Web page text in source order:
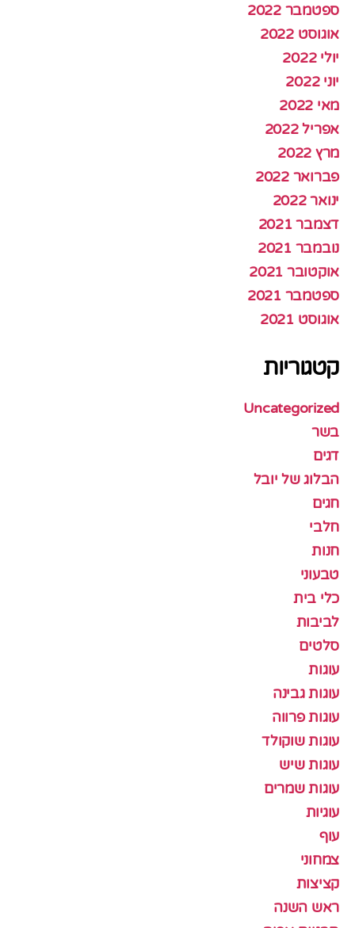
ספטמבר 2022
אוגוסט 2022
יולי 2022
יוני 2022
מאי 2022
אפריל 2022
מרץ 2022
פברואר 2022
ינואר 2022
דצמבר 2021
נובמבר 2021
אוקטובר 2021
ספטמבר 2021
אוגוסט 2021
קטגוריות
Uncategorized
בשר
דגים
הבלוג של יובל
חגים
חלבי
חנות
טבעוני
כלי בית
לביבות
סלטים
עוגות
עוגות גבינה
עוגות פרווה
עוגות שוקולד
עוגות שיש
עוגות שמרים
עוגיות
עוף
צמחוני
קציצות
ראש השנה